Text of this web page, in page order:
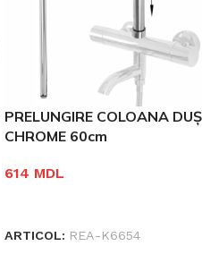
PRELUNGIRE COLOANA DUȘ
CHROME 60cm
614 MDL
ARTICOL: REA-K6654